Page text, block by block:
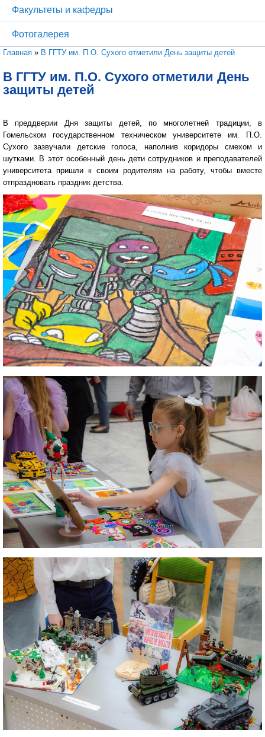
Факультеты и кафедры
Фотогалерея
Вы здесь
Главная » В ГГТУ им. П.О. Сухого отметили День защиты детей
В ГГТУ им. П.О. Сухого отметили День
защиты детей
В преддверии Дня защиты детей, по многолетней традиции, в
Гомельском государственном техническом университете им. П.О.
Сухого зазвучали детские голоса, наполнив коридоры смехом и
шутками. В этот особенный день дети сотрудников и преподавателей
университета пришли к своим родителям на работу, чтобы вместе
отпраздновать праздник детства.